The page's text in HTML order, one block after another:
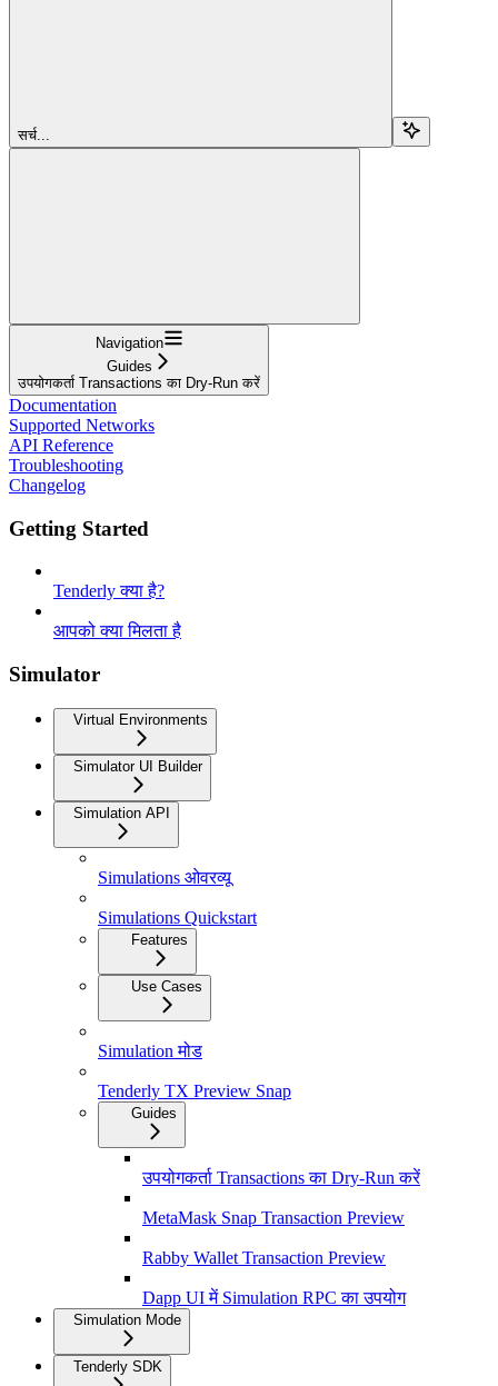
सर्च...
Navigation
Guides
उपयोगकर्ता Transactions का Dry-Run करें
Documentation
Supported Networks
API Reference
Troubleshooting
Changelog
Getting Started
Tenderly क्या है?
आपको क्या मिलता है
Simulator
Virtual Environments
Simulator UI Builder
Simulation API
Simulations ओवरव्यू
Simulations Quickstart
Features
Use Cases
Simulation मोड
Tenderly TX Preview Snap
Guides
उपयोगकर्ता Transactions का Dry-Run करें
MetaMask Snap Transaction Preview
Rabby Wallet Transaction Preview
Dapp UI में Simulation RPC का उपयोग
Simulation Mode
Tenderly SDK